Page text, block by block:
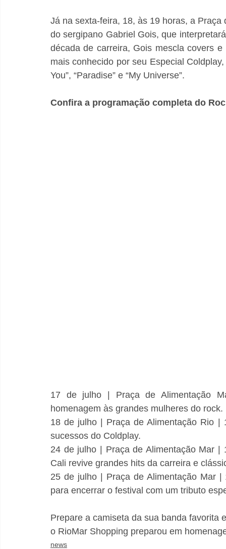
Já na sexta-feira, 18, às 19 horas, a
do sergipano Gabriel Gois, que
década de carreira, Gois mescla covers
mais conhecido por seu Especial Coldplay,
You”, “Paradise” e “My Universe”.
Confira a programação completa do
17 de julho | Praça de Alimentação
homenagem às grandes mulheres do rock.
18 de julho | Praça de Alimentação Rio |
sucessos do Coldplay.
24 de julho | Praça de Alimentação Mar |
Cali revive grandes hits da carreira e
25 de julho | Praça de Alimentação Mar
para encerrar o festival com um tributo
Prepare a camiseta da sua banda favorita
o RioMar Shopping preparou em
news